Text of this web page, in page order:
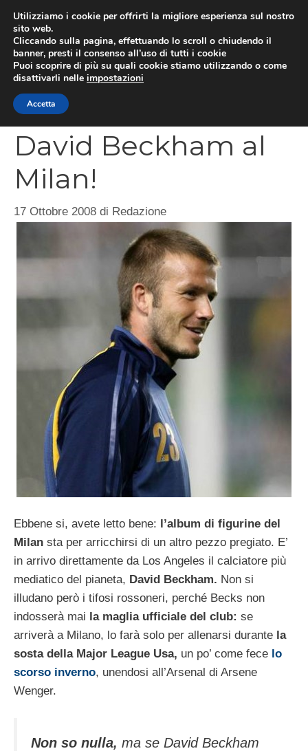
contenuto
David Beckham al
Milan!
17 Ottobre 2008 di Redazione
Ebbene si, avete letto bene: l’album di figurine del
Milan sta per arricchirsi di un altro pezzo pregiato. E’
in arrivo direttamente da Los Angeles il calciatore più
mediatico del pianeta, David Beckham. Non si
illudano però i tifosi rossoneri, perché Becks non
indosserà mai la maglia ufficiale del club: se
arriverà a Milano, lo farà solo per allenarsi durante la
sosta della Major League Usa, un po’ come fece lo
scorso inverno, unendosi all’Arsenal di Arsene
Wenger.
Non so nulla, ma se David Beckham
Utilizziamo i cookie per offrirti la migliore esperienza sul nostro
sito web.
Cliccando sulla pagina, effettuando lo scroll o chiudendo il
banner, presti il consenso all’uso di tutti i cookie
Puoi scoprire di più su quali cookie stiamo utilizzando o come
disattivarli nelle impostazioni
Accetta